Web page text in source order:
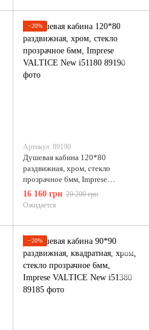
−20%
Артикул: 89190
Душевая кабина 120*80
раздвижная, хром, стекло
прозрачное 6мм, Imprese
VALTICE New i51180
16 160 грн 20 200 грн
Ожидается
−20%